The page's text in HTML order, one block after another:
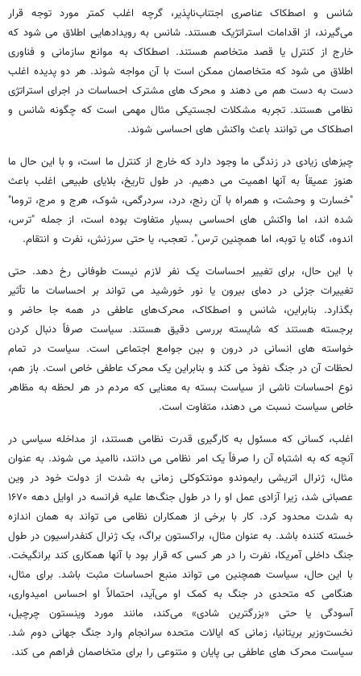
شانس و اصطکاک عناصری اجتناب‌ناپذیر، گرچه اغلب کمتر مورد توجه قرار
می‌گیرند، از اقدامات استراتژیک هستند. شانس به رویدادهایی اطلاق می شود که
خارج از کنترل یا قصد متخاصم هستند. اصطکاک به موانع سازمانی و فناوری
اطلاق می شود که متخاصمان ممکن است با آن مواجه شوند. هر دو پدیده اغلب
دست به دست هم می دهند و محرک های مشترک احساسات در اجرای استراتژی
نظامی هستند. تجربه مشکلات لجستیکی مثال مهمی است که چگونه شانس و
اصطکاک می توانند باعث واکنش های احساسی شوند.
چیزهای زیادی در زندگی ما وجود دارد که خارج از کنترل ما است، و با این حال ما
هنوز عمیقاً به آنها اهمیت می دهیم. در طول تاریخ، بلایای طبیعی اغلب باعث
"خسارت و وحشت، و همراه با آن رنج، درد، سردرگمی، شوک، هرج و مرج، تروما"
شده اند، اما واکنش های احساسی بسیار متفاوت بوده است، از جمله "ترس،
اندوه، گناه یا توبه، اما همچنین ترس". تعجب، یا حتی سرزنش، نفرت و انتقام.
با این حال، برای تغییر احساسات یک نفر لازم نیست طوفانی رخ دهد. حتی
تغییرات جزئی در دمای بیرون یا نور خورشید می تواند بر احساسات ما تأثیر
بگذارد. بنابراین، شانس و اصطکاک، محرک‌های عاطفی در همه جا حاضر و
برجسته هستند که شایسته بررسی دقیق هستند. سیاست صرفاً دنبال کردن
خواسته های انسانی در درون و بین جوامع اجتماعی است. سیاست در تمام
لحظات آن در جنگ نفوذ می کند و بنابراین یک محرک عاطفی خاص است. باز هم،
نوع احساسات ناشی از سیاست بسته به معنایی که مردم در هر لحظه به مظاهر
خاص سیاست نسبت می دهند، متفاوت است.
اغلب، کسانی که مسئول به کارگیری قدرت نظامی هستند، از مداخله سیاسی در
آنچه که به اشتباه آن را صرفاً یک امر نظامی می دانند، ناامید می شوند. به عنوان
مثال، ژنرال اتریشی رایموندو مونتکوکلی زمانی به شدت از دولت خود در وین
عصبانی شد، زیرا آزادی عمل او را در طول جنگ‌ها علیه فرانسه در اوایل دهه ۱۶۷۰
به شدت محدود کرد. کار با برخی از همکاران نظامی می تواند به همان اندازه
خسته کننده باشد. به عنوان مثال، براکستون براگ، یک ژنرال کنفدراسیون در طول
جنگ داخلی آمریکا، نفرت را در هر کسی که قرار بود با آنها همکاری کند برانگیخت.
با این حال، سیاست همچنین می تواند منبع احساسات مثبت باشد. برای مثال،
هنگامی که متحدی در جنگ به کمک او می‌آید، احتمالاً او احساس امیدواری،
آسودگی یا حتی «بزرگترین شادی» می‌کند، مانند مورد وینستون چرچیل،
نخست‌وزیر بریتانیا، زمانی که ایالات متحده سرانجام وارد جنگ جهانی دوم شد.
سیاست محرک های عاطفی بی پایان و متنوعی را برای متخاصمان فراهم می کند.